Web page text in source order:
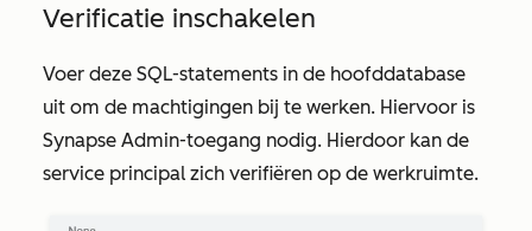
Verificatie inschakelen
Voer deze SQL-statements in de hoofddatabase
uit om de machtigingen bij te werken. Hiervoor is
Synapse Admin-toegang nodig. Hierdoor kan de
service principal zich verifiëren op de werkruimte.